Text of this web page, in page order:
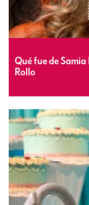
Qué fue de
Rollo